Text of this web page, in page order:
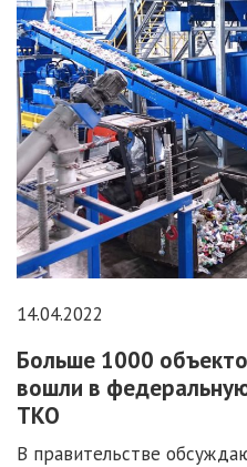
14.04.2022
Больше 1000
вошли в
ТКО
В правительстве